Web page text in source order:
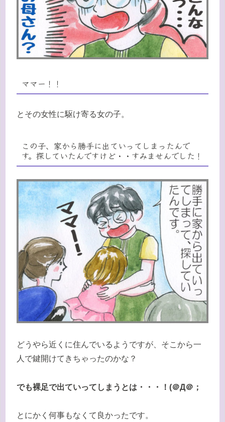
ママー！！
とその女性に駆け寄る女の子。
この子、家から勝手に出ていってしまったんで
す。探していたんですけど・・すみませんでした！
どうやら近くに住んでいるようですが、そこから一
人で鍵開けてきちゃったのかな？
でも裸足で出ていってしまうとは・・・！(＠Д＠；
とにかく何事もなくて良かったです。